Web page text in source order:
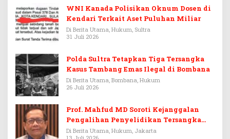
WNI Kanada Polisikan Oknum Dosen di
Kendari Terkait Aset Puluhan Miliar
Di Berita Utama, Hukum, Sultra
31 Juli 2026
Polda Sultra Tetapkan Tiga Tersangka
Kasus Tambang Emas Ilegal di Bombana
Di Berita Utama, Bombana, Hukum
26 Juli 2026
Prof. Mahfud MD Soroti Kejanggalan
Pengalihan Penyelidikan Tersangka
Febrie Adriansyah
Di Berita Utama, Hukum, Jakarta